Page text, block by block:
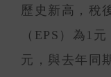
歷史新高，稅
（EPS）為1
元，與去年同